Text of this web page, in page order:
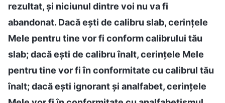
rezultat, și niciunul dintre voi nu va fi
abandonat. Dacă ești de calibru slab, cerințele
Mele pentru tine vor fi conform calibrului tău
slab; dacă ești de calibru înalt, cerințele Mele
pentru tine vor fi în conformitate cu calibrul tău
înalt; dacă ești ignorant și analfabet, cerințele